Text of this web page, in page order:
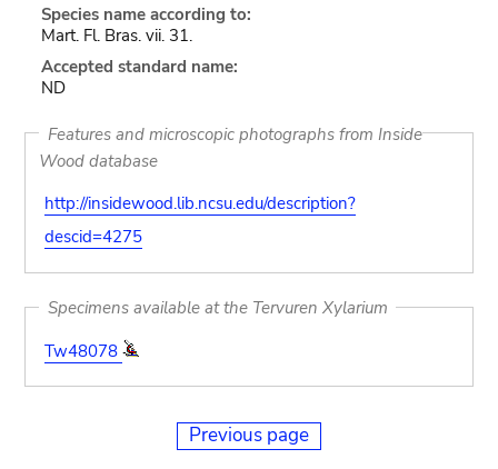
Species name according to:
Mart. Fl. Bras. vii. 31.
Accepted standard name:
ND
Features and microscopic photographs from Inside
Wood database
http://insidewood.lib.ncsu.edu/description?
descid=4275
Specimens available at the Tervuren Xylarium
Tw48078
Previous page